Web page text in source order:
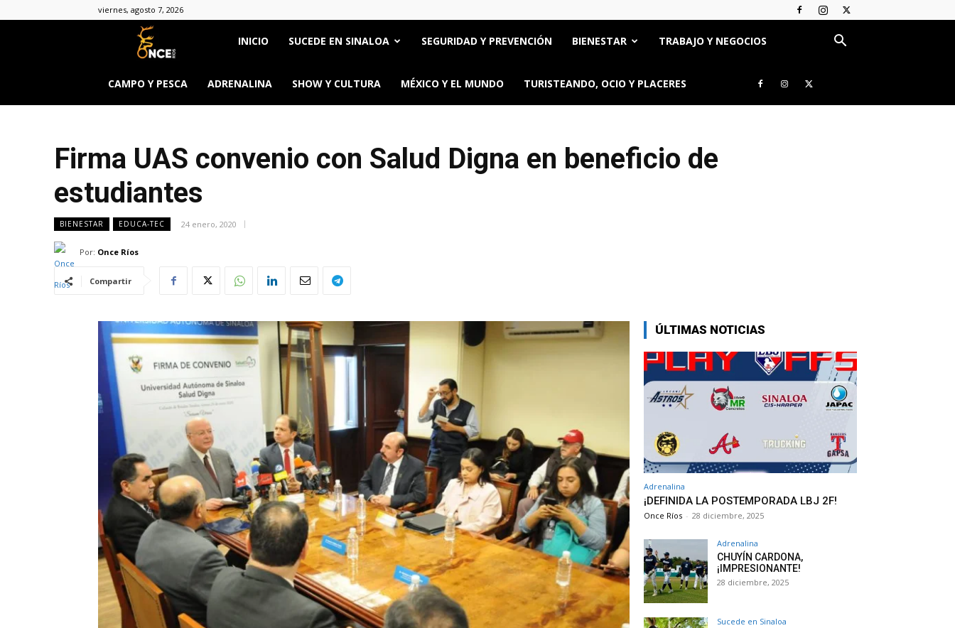
viernes, agosto 7, 2026
Once
Ríos
INICIO SUCEDE EN SINALOA SEGURIDAD Y PREVENCIÓN BIENESTAR TRABAJO Y NEGOCIOS
CAMPO Y PESCA ADRENALINA SHOW Y CULTURA MÉXICO Y EL MUNDO TURISTEANDO, OCIO Y PLACERES
Firma UAS convenio con Salud Digna en beneficio de
estudiantes
BIENESTAR EDUCA-TEC 24 enero, 2020
Por: Once Ríos
Compartir
ÚLTIMAS NOTICIAS
Adrenalina
¡DEFINIDA LA POSTEMPORADA LBJ 2F!
Once Ríos - 28 diciembre, 2025
Adrenalina
CHUYÍN CARDONA,
¡IMPRESIONANTE!
28 diciembre, 2025
Sucede en Sinaloa